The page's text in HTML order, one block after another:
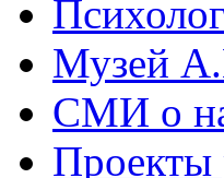
Музей
СМИ о
Проекты